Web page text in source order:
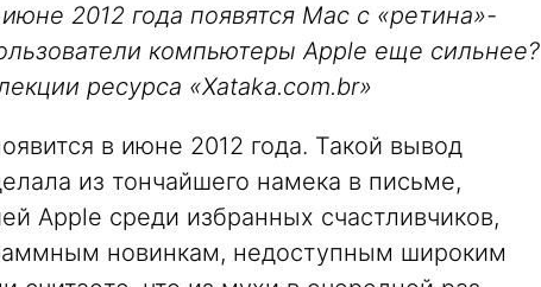
2012 года появятся Mac c «ретина»-
компьютеры Apple еще сильнее?
ресурса «Xataka.com.br»
в июне 2012 года. Такой вывод
из тончайшего намека в письме,
Apple среди избранных счастливчиков,
новинкам, недоступным широким